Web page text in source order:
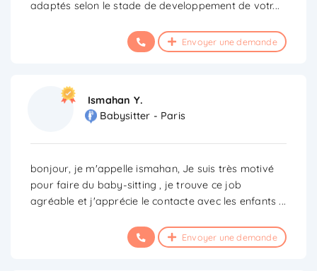
adaptés selon le stade de developpement de votr...
Envoyer une demande
Ismahan Y.
Babysitter - Paris
bonjour, je m'appelle ismahan, Je suis très motivé
pour faire du baby-sitting , je trouve ce job
agréable et j'apprécie le contacte avec les enfants...
Envoyer une demande